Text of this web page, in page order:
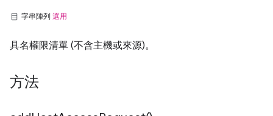
字串陣列 選用
具名權限清單 (不含主機或來源)。
方法